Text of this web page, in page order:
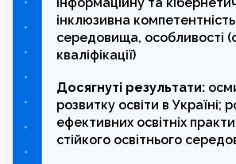
інклюзивна
середовища, особливості
кваліфікації)
Досягнуті результати:
розвитку освіти в Україні;
ефективних освітніх
стійкого освітнього